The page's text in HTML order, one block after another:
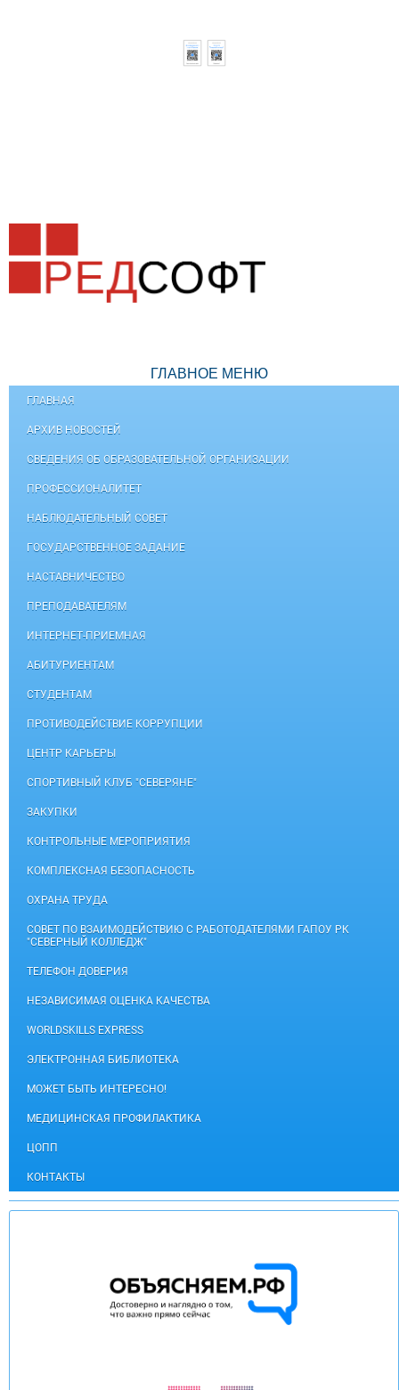
ГЛАВНОЕ МЕНЮ
ГЛАВНАЯ
АРХИВ НОВОСТЕЙ
СВЕДЕНИЯ ОБ ОБРАЗОВАТЕЛЬНОЙ ОРГАНИЗАЦИИ
ПРОФЕССИОНАЛИТЕТ
НАБЛЮДАТЕЛЬНЫЙ СОВЕТ
ГОСУДАРСТВЕННОЕ ЗАДАНИЕ
НАСТАВНИЧЕСТВО
ПРЕПОДАВАТЕЛЯМ
ИНТЕРНЕТ-ПРИЕМНАЯ
АБИТУРИЕНТАМ
СТУДЕНТАМ
ПРОТИВОДЕЙСТВИЕ КОРРУПЦИИ
ЦЕНТР КАРЬЕРЫ
СПОРТИВНЫЙ КЛУБ "СЕВЕРЯНЕ"
ЗАКУПКИ
КОНТРОЛЬНЫЕ МЕРОПРИЯТИЯ
КОМПЛЕКСНАЯ БЕЗОПАСНОСТЬ
ОХРАНА ТРУДА
СОВЕТ ПО ВЗАИМОДЕЙСТВИЮ С РАБОТОДАТЕЛЯМИ ГАПОУ РК
"СЕВЕРНЫЙ КОЛЛЕДЖ"
ТЕЛЕФОН ДОВЕРИЯ
НЕЗАВИСИМАЯ ОЦЕНКА КАЧЕСТВА
WORLDSKILLS EXPRESS
ЭЛЕКТРОННАЯ БИБЛИОТЕКА
МОЖЕТ БЫТЬ ИНТЕРЕСНО!
МЕДИЦИНСКАЯ ПРОФИЛАКТИКА
ЦОПП
КОНТАКТЫ